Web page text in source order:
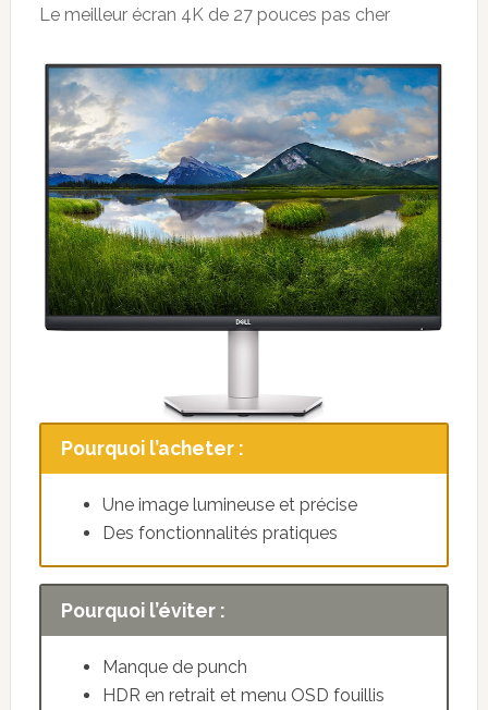
Le meilleur écran 4K de 27 pouces pas cher
Pourquoi l’acheter :
Une image lumineuse et précise
Des fonctionnalités pratiques
Pourquoi l’éviter :
Manque de punch
HDR en retrait et menu OSD fouillis